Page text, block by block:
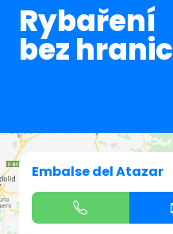
Rybaření
bez hranic
Embalse del Atazar